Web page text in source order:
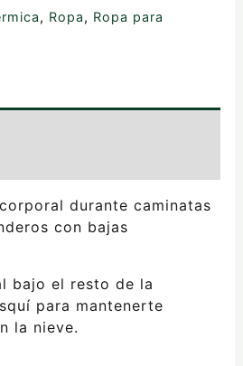
, Ropa, Ropa para
durante caminatas
con bajas
bajo el resto de la
para mantenerte
la nieve.